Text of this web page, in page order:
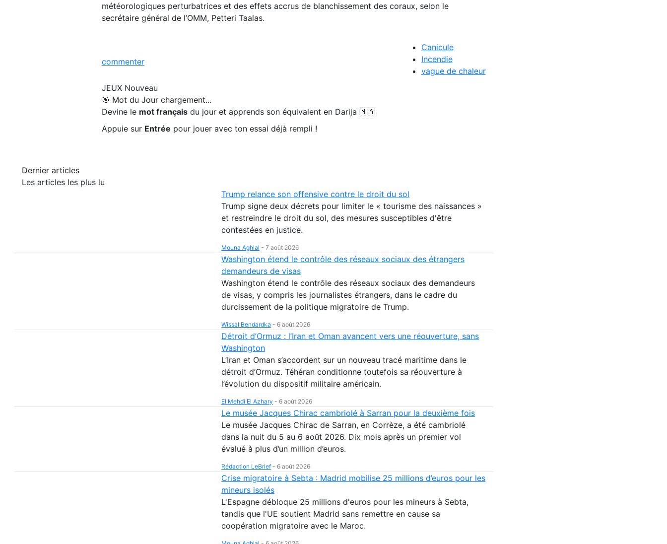
météorologiques perturbatrices et des effets accrus de blanchissement des coraux, selon le
secrétaire général de l’OMM, Petteri Taalas.
commenter
Canicule
Incendie
vague de chaleur
JEUX Nouveau
🎯 Mot du Jour chargement...
Devine le mot françaisdu jour et apprends son équivalent en Darija 🇲🇦
Appuie sur Entrée pour jouer avec ton essai déjà rempli !
Dernier articles
Les articles les plus lu
Trump relance son offensive contre le droit du sol
Trump signe deux décrets pour limiter le « tourisme des naissances »
et restreindre le droit du sol, des mesures susceptibles d'être
contestées en justice.
Mouna Aghlal - 7 août 2026
Washington étend le contrôle des réseaux sociaux des étrangers
demandeurs de visas
Washington étend le contrôle des réseaux sociaux des demandeurs
de visas, y compris les journalistes étrangers, dans le cadre du
durcissement de la politique migratoire de Trump.
Wissal Bendardka - 6 août 2026
Détroit d’Ormuz : l’Iran et Oman avancent vers une réouverture, sans
Washington
L’Iran et Oman s’accordent sur un nouveau tracé maritime dans le
détroit d’Ormuz. Téhéran conditionne toutefois sa réouverture à
l’évolution du dispositif militaire américain.
El Mehdi El Azhary - 6 août 2026
Le musée Jacques Chirac cambriolé à Sarran pour la deuxième fois
Le musée Jacques Chirac de Sarran, en Corrèze, a été cambriolé
dans la nuit du 5 au 6 août 2026. Dix mois après un premier vol
évalué à plus d’un million d’euros.
Rédaction LeBrief- 6 août 2026
Crise migratoire à Sebta : Madrid mobilise 25 millions d’euros pour les
mineurs isolés
L'Espagne débloque 25 millions d'euros pour les mineurs à Sebta,
tandis que l'UE soutient Madrid sans remettre en cause sa
coopération migratoire avec le Maroc.